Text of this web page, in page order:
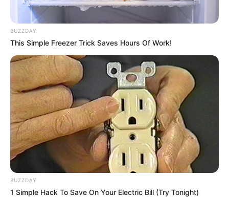
TAGS
ΠΑΛΙΑ ΓΕΦΥΡΑ ΧΑΛΚΙΔΑΣ
ΤΑΥΤΟΤΗΤΑ ΚΑΙ ΕΠΙΚΟΙΝΩΝΙΑ
BUZZDAY
This Simple Freezer Trick Saves Hours Of Work!
BUZZDAY
1 Simple Hack To Save On Your Electric Bill (Try Tonight)